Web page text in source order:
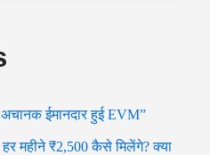
अचानक ईमानदार हुई EVM”
हर महीने ₹2,500 कैसे मिलेंगे? क्या